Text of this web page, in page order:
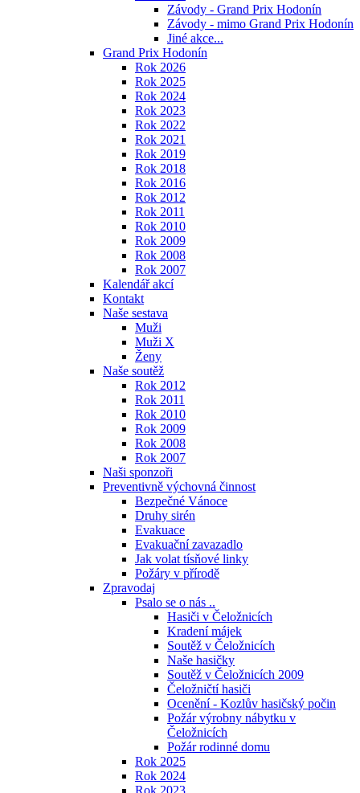
Závody - Grand Prix Hodonín
Závody - mimo Grand Prix Hodonín
Jiné akce...
Grand Prix Hodonín
Rok 2026
Rok 2025
Rok 2024
Rok 2023
Rok 2022
Rok 2021
Rok 2019
Rok 2018
Rok 2016
Rok 2012
Rok 2011
Rok 2010
Rok 2009
Rok 2008
Rok 2007
Kalendář akcí
Kontakt
Naše sestava
Muži
Muži X
Ženy
Naše soutěž
Rok 2012
Rok 2011
Rok 2010
Rok 2009
Rok 2008
Rok 2007
Naši sponzoři
Preventivně výchovná činnost
Bezpečné Vánoce
Druhy sirén
Evakuace
Evakuační zavazadlo
Jak volat tísňové linky
Požáry v přírodě
Zpravodaj
Psalo se o nás ..
Hasiči v Čeložnicích
Kradení májek
Soutěž v Čeložnicích
Naše hasičky
Soutěž v Čeložnicích 2009
Čeložničtí hasiči
Ocenění - Kozlův hasičský počin
Požár výrobny nábytku v
Čeložnicích
Požár rodinné domu
Rok 2025
Rok 2024
Rok 2023